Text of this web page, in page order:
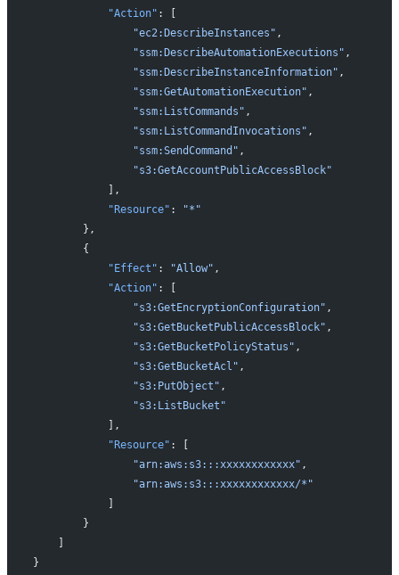
            "Action"
: [
                "ec2:DescribeInstances"
,
                "ssm:DescribeAutomationExecutions"
,
                "ssm:DescribeInstanceInformation"
,
                "ssm:GetAutomationExecution"
,
                "ssm:ListCommands"
,
                "ssm:ListCommandInvocations"
,
                "ssm:SendCommand"
,
                "s3:GetAccountPublicAccessBlock"
            ],
            "Resource"
:
"*"
        },
        {
            "Effect"
: "Allow" ,
            "Action"
: [
                "s3:GetEncryptionConfiguration"
,
                "s3:GetBucketPublicAccessBlock"
,
                "s3:GetBucketPolicyStatus"
,
                "s3:GetBucketAcl"
,
                "s3:PutObject"
,
                "s3:ListBucket"
            ],
            "Resource"
: [
                "arn:aws:s3:::xxxxxxxxxxxx"
,
                "arn:aws:s3:::xxxxxxxxxxxx/*"
            ]
        }
    ]
}